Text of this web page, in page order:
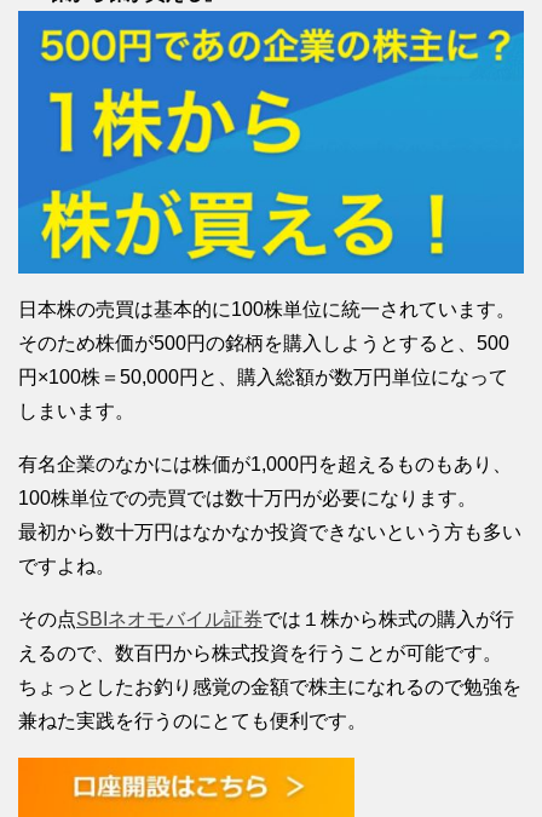
日本株の売買は基本的に100株単位に統一されています。
そのため株価が500円の銘柄を購入しようとすると、500
円×100株＝50,000円と、購入総額が数万円単位になって
しまいます。
有名企業のなかには株価が1,000円を超えるものもあり、
100株単位での売買では数十万円が必要になります。
最初から数十万円はなかなか投資できないという方も多い
ですよね。
その点SBIネオモバイル証券では１株から株式の購入が行
えるので、数百円から株式投資を行うことが可能です。
ちょっとしたお釣り感覚の金額で株主になれるので勉強を
兼ねた実践を行うのにとても便利です。